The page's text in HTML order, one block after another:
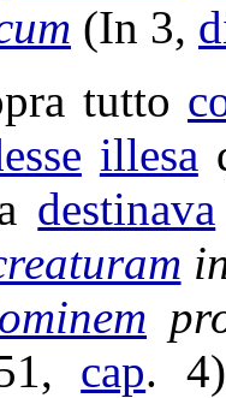
(In 3,
tutto
illesa
destinava
cap.